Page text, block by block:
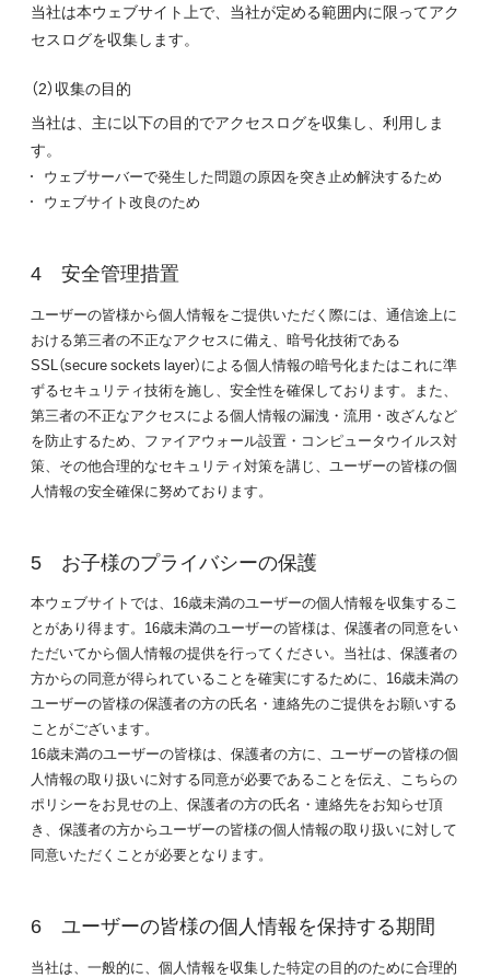
当社は本ウェブサイト上で、当社が定める範囲内に限ってアク
セスログを収集します。
（2）収集の目的
当社は、主に以下の目的でアクセスログを収集し、利用しま
す。
ウェブサーバーで発生した問題の原因を突き止め解決するため
ウェブサイト改良のため
安全管理措置
ユーザーの皆様から個人情報をご提供いただく際には、通信途上に
おける第三者の不正なアクセスに備え、暗号化技術である
SSL（secure sockets layer）による個人情報の暗号化またはこれに準
ずるセキュリティ技術を施し、安全性を確保しております。また、
第三者の不正なアクセスによる個人情報の漏洩・流用・改ざんなど
を防止するため、ファイアウォール設置・コンピュータウイルス対
策、その他合理的なセキュリティ対策を講じ、ユーザーの皆様の個
人情報の安全確保に努めております。
お子様のプライバシーの保護
本ウェブサイトでは、16歳未満のユーザーの個人情報を収集するこ
とがあり得ます。16歳未満のユーザーの皆様は、保護者の同意をい
ただいてから個人情報の提供を行ってください。当社は、保護者の
方からの同意が得られていることを確実にするために、16歳未満の
ユーザーの皆様の保護者の方の氏名・連絡先のご提供をお願いする
ことがございます。
16歳未満のユーザーの皆様は、保護者の方に、ユーザーの皆様の個
人情報の取り扱いに対する同意が必要であることを伝え、こちらの
ポリシーをお見せの上、保護者の方の氏名・連絡先をお知らせ頂
き、保護者の方からユーザーの皆様の個人情報の取り扱いに対して
同意いただくことが必要となります。
ユーザーの皆様の個人情報を保持する期間
当社は、一般的に、個人情報を収集した特定の目的のために合理的